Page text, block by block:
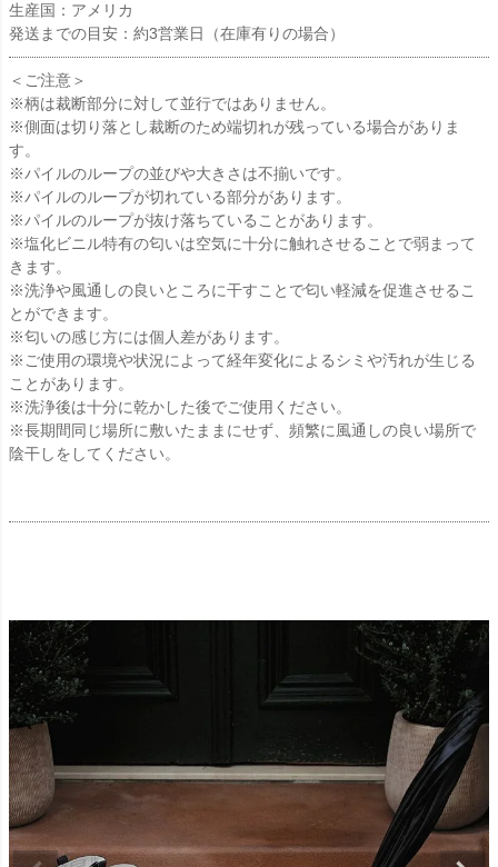
生産国：アメリカ
発送までの目安：約3営業日（在庫有りの場合）
＜ご注意＞
※柄は裁断部分に対して並行ではありません。
※側面は切り落とし裁断のため端切れが残っている場合がありま
す。
※パイルのループの並びや大きさは不揃いです。
※パイルのループが切れている部分があります。
※パイルのループが抜け落ちていることがあります。
※塩化ビニル特有の匂いは空気に十分に触れさせることで弱まって
きます。
※洗浄や風通しの良いところに干すことで匂い軽減を促進させるこ
とができます。
※匂いの感じ方には個人差があります。
※ご使用の環境や状況によって経年変化によるシミや汚れが生じる
ことがあります。
※洗浄後は十分に乾かした後でご使用ください。
※長期間同じ場所に敷いたままにせず、頻繁に風通しの良い場所で
陰干しをしてください。